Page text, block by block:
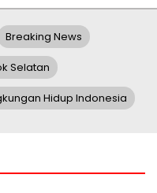
Breaking News
Selatan
Hidup Indonesia